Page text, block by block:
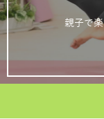
親子で